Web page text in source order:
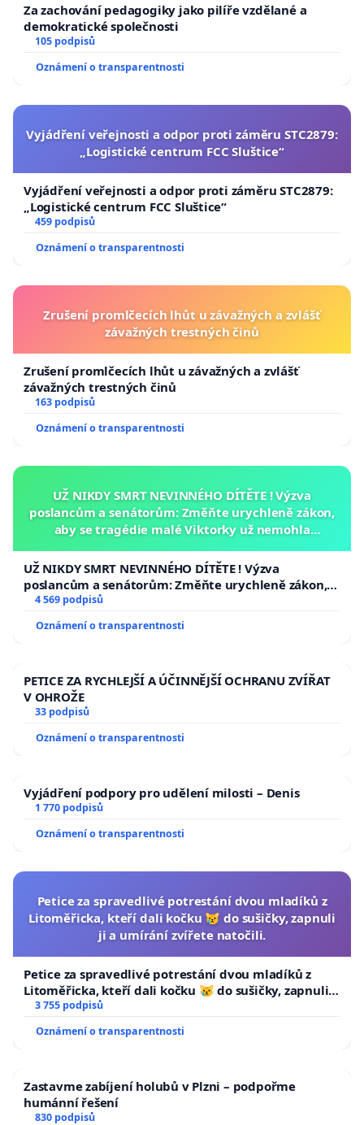
Za zachování pedagogiky jako pilíře vzdělané a
demokratické společnosti
105 podpisů
Oznámení o transparentnosti
Vyjádření veřejnosti a odpor proti záměru STC2879:
„Logistické centrum FCC Sluštice“
Vyjádření veřejnosti a odpor proti záměru STC2879:
„Logistické centrum FCC Sluštice“
459 podpisů
Oznámení o transparentnosti
Zrušení promlčecích lhůt u závažných a zvlášť
závažných trestných činů
Zrušení promlčecích lhůt u závažných a zvlášť
závažných trestných činů
163 podpisů
Oznámení o transparentnosti
UŽ NIKDY SMRT NEVINNÉHO DÍTĚTE ! Výzva
poslancům a senátorům: Změňte urychleně zákon,
aby se tragédie malé Viktorky už nemohla
UŽ NIKDY SMRT NEVINNÉHO DÍTĚTE ! Výzva
poslancům a senátorům: Změňte urychleně zákon,
aby se tragédie malé Viktorky už nemohla opakovat!
4 569 podpisů
Oznámení o transparentnosti
PETICE ZA RYCHLEJŠÍ A ÚČINNĚJŠÍ OCHRANU ZVÍŘAT
V OHROŽE
33 podpisů
Oznámení o transparentnosti
Vyjádření podpory pro udělení milosti – Denis
1 770 podpisů
Oznámení o transparentnosti
Petice za spravedlivé potrestání dvou mladíků z
Litoměřicka, kteří dali kočku 😿 do sušičky, zapnuli
ji a umírání zvířete natočili.
Petice za spravedlivé potrestání dvou mladíků z
Litoměřicka, kteří dali kočku 😿 do sušičky, zapnuli ji
a umírání zvířete natočili.
3 755 podpisů
Oznámení o transparentnosti
Zastavme zabíjení holubů v Plzni – podpořme
humánní řešení
830 podpisů